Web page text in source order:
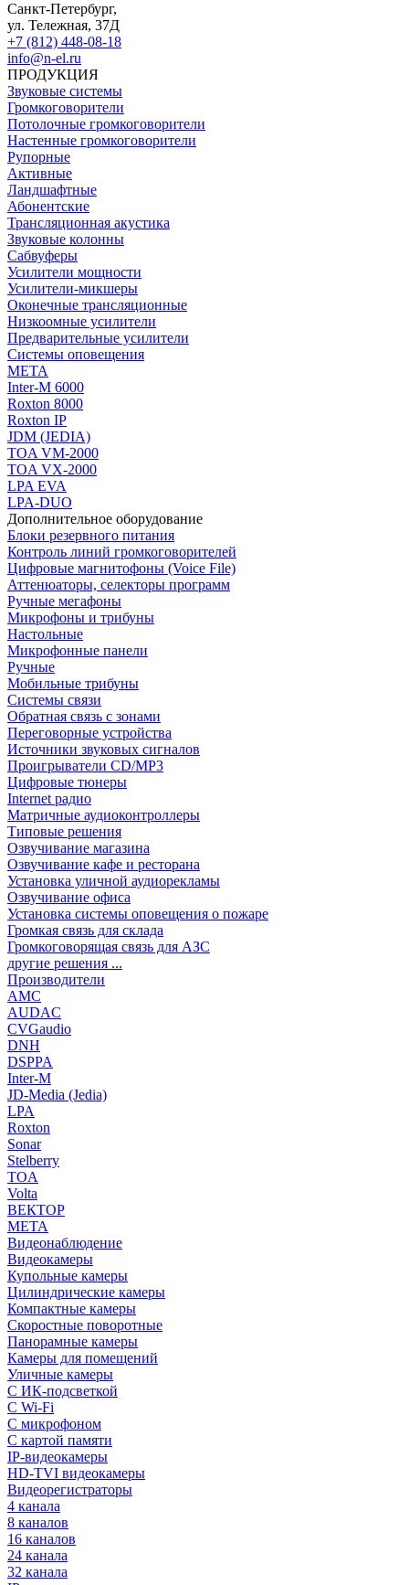
Санкт-Петербург,
ул. Тележная, 37Д
+7 (812) 448-08-18
info@n-el.ru
ПРОДУКЦИЯ
Звуковые системы
Громкоговорители
Потолочные громкоговорители
Настенные громкоговорители
Рупорные
Активные
Ландшафтные
Абонентские
Трансляционная акустика
Звуковые колонны
Сабвуферы
Усилители мощности
Усилители-микшеры
Оконечные трансляционные
Низкоомные усилители
Предварительные усилители
Системы оповещения
МЕТА
Inter-M 6000
Roxton 8000
Roxton IP
JDM (JEDIA)
TOA VM-2000
TOA VX-2000
LPA EVA
LPA-DUO
Дополнительное оборудование
Блоки резервного питания
Контроль линий громкоговорителей
Цифровые магнитофоны (Voice File)
Аттенюаторы, селекторы программ
Ручные мегафоны
Микрофоны и трибуны
Настольные
Микрофонные панели
Ручные
Мобильные трибуны
Системы связи
Обратная связь с зонами
Переговорные устройства
Источники звуковых сигналов
Проигрыватели CD/MP3
Цифровые тюнеры
Internet радио
Матричные аудиоконтроллеры
Типовые решения
Озвучивание магазина
Озвучивание кафе и ресторана
Установка уличной аудиорекламы
Озвучивание офиса
Установка системы оповещения о пожаре
Громкая связь для склада
Громкоговорящая связь для АЗС
другие решения ...
Производители
AMC
AUDAC
CVGaudio
DNH
DSPPA
Inter-M
JD-Media (Jedia)
LPA
Roxton
Sonar
Stelberry
TOA
Volta
ВЕКТОР
МЕТА
Видеонаблюдение
Видеокамеры
Купольные камеры
Цилиндрические камеры
Компактные камеры
Скоростные поворотные
Панорамные камеры
Камеры для помещений
Уличные камеры
С ИК-подсветкой
С Wi-Fi
С микрофоном
С картой памяти
IP-видеокамеры
HD-TVI видеокамеры
Видеорегистраторы
4 канала
8 каналов
16 каналов
24 канала
32 канала